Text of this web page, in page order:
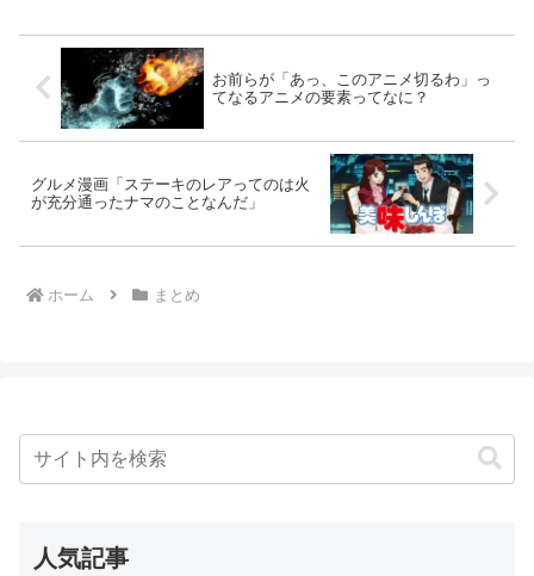
お前らが「あっ、このアニメ切るわ」っ
てなるアニメの要素ってなに？
グルメ漫画「ステーキのレアってのは火
が充分通ったナマのことなんだ」
ホーム まとめ
人気記事